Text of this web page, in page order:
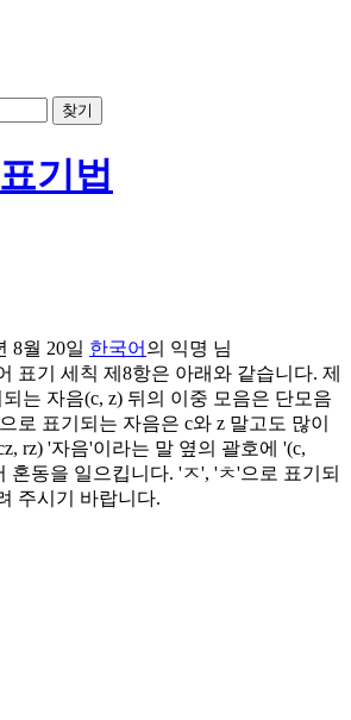
기법
8월 20일 한국어 의 익명 님
표기 세칙 제8항은 아래와 같습니다. 제
는 자음(c, z) 뒤의 이중 모음은 단모음
로 표기되는 자음은 c와 z 말고도 많이
rz) '자음'이라는 말 옆의 괄호에 '(c,
혼동을 일으킵니다. 'ㅈ', 'ㅊ'으로 표기되
주시기 바랍니다.